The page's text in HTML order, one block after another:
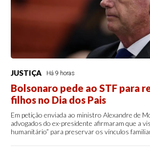
JUSTIÇA Há 9 horas
Bolsonaro pede ao STF para
filhos no Dia dos Pais
Em petição enviada ao ministro Alexandre de
advogados do ex-presidente afirmaram que a
humanitário” para preservar os vínculos